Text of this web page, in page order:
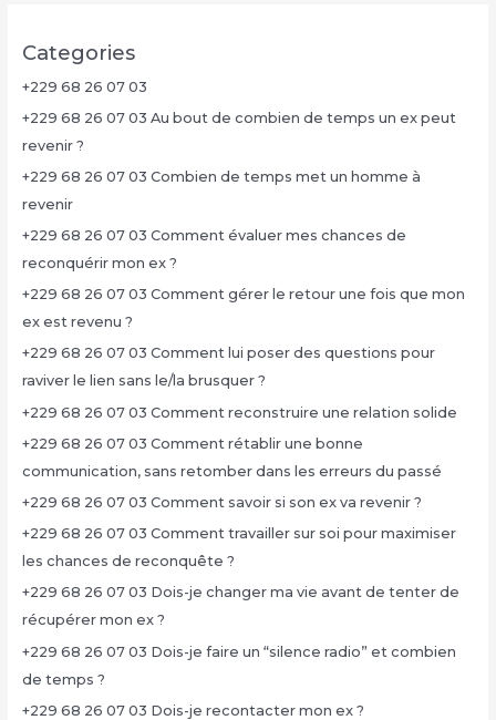
Categories
+229 68 26 07 03
+229 68 26 07 03 Au bout de combien de temps un ex peut
revenir ?
+229 68 26 07 03 Combien de temps met un homme à
revenir
+229 68 26 07 03 Comment évaluer mes chances de
reconquérir mon ex ?
+229 68 26 07 03 Comment gérer le retour une fois que mon
ex est revenu ?
+229 68 26 07 03 Comment lui poser des questions pour
raviver le lien sans le/la brusquer ?
+229 68 26 07 03 Comment reconstruire une relation solide
+229 68 26 07 03 Comment rétablir une bonne
communication, sans retomber dans les erreurs du passé
+229 68 26 07 03 Comment savoir si son ex va revenir ?
+229 68 26 07 03 Comment travailler sur soi pour maximiser
les chances de reconquête ?
+229 68 26 07 03 Dois-je changer ma vie avant de tenter de
récupérer mon ex ?
+229 68 26 07 03 Dois-je faire un “silence radio” et combien
de temps ?
+229 68 26 07 03 Dois-je recontacter mon ex ?